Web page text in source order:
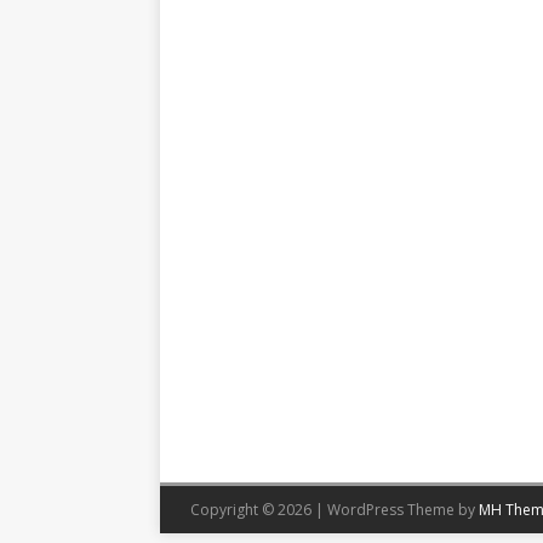
Copyright © 2026 | WordPress Theme by MH